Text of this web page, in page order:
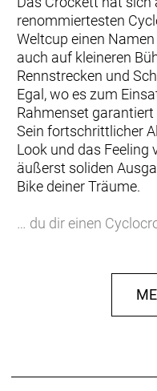
renommiertesten
Weltcup einen
auch auf kleineren
Rennstrecken und
Egal, wo es zum
Rahmenset garantiert
Sein fortschrittlicher
Look und das Feeling
äußerst soliden
Bike deiner Träume.
… du dir einen
suchst, die dir viel für
Einen leichten und